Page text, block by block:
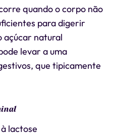
quando o corpo não
para digerir
açúcar natural
levar a uma
que tipicamente
lactose